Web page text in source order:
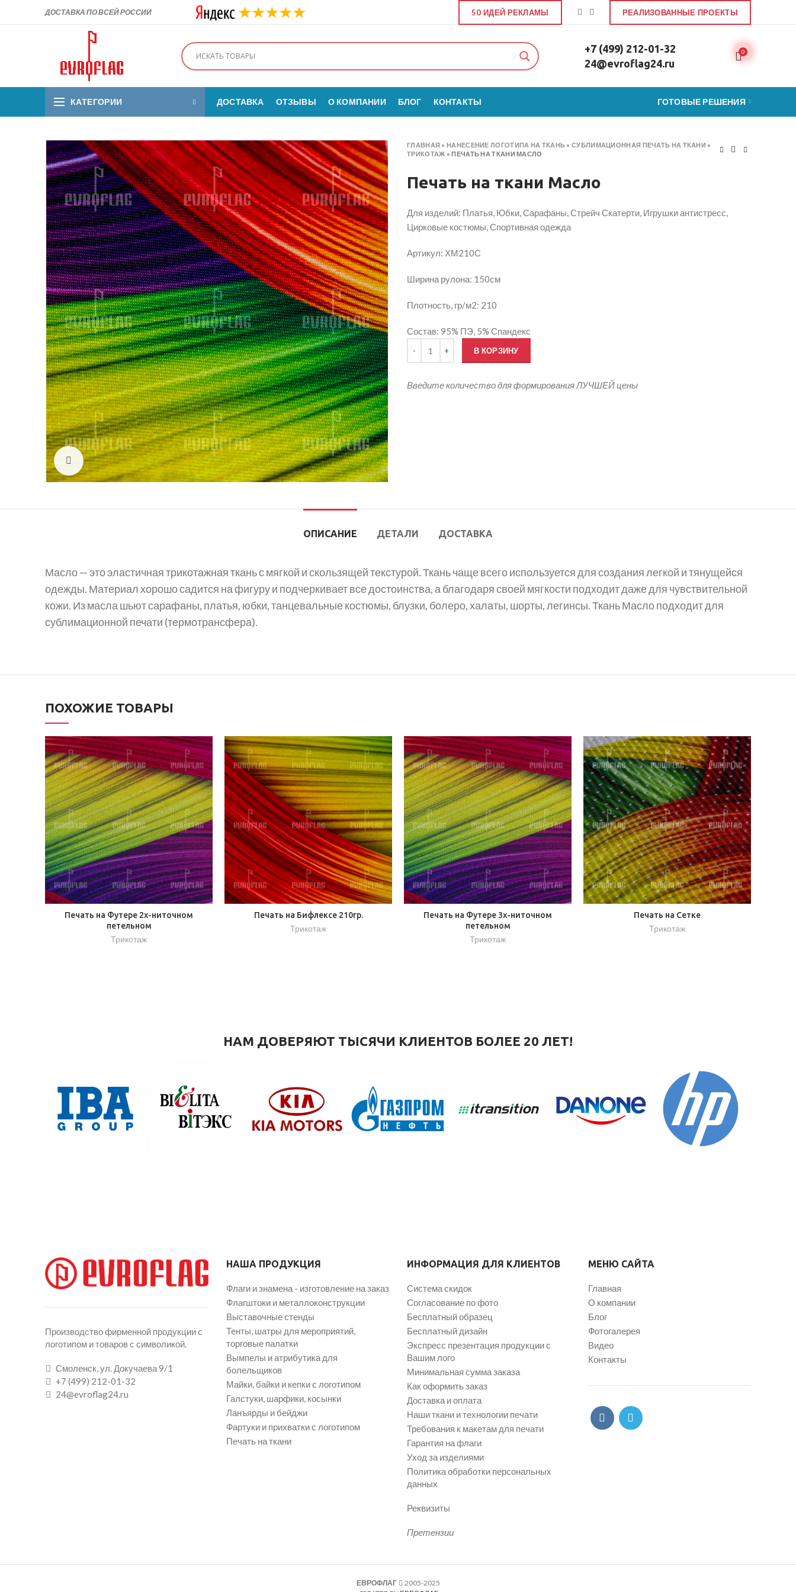
ДОСТАВКА ПО ВСЕЙ РОССИИ 50 ИДЕЙ РЕКЛАМЫ РЕАЛИЗОВАННЫЕ ПРОЕКТЫ
+7 (499) 212-01-32
24@evroflag24.ru
0
КАТЕГОРИИ ДОСТАВКА ОТЗЫВЫ О КОМПАНИИ БЛОГ КОНТАКТЫ ГОТОВЫЕ РЕШЕНИЯ
Click to enlarge
ГЛАВНАЯ »НАНЕСЕНИЕ ЛОГОТИПА НА ТКАНЬ »СУБЛИМАЦИОННАЯ ПЕЧАТЬ НА ТКАНИ »
ТРИКОТАЖ »ПЕЧАТЬ НА ТКАНИ МАСЛО
Печать на ткани Масло
Для изделий: Платья, Юбки, Сарафаны, Стрейч Скатерти, Игрушки антистресс,
Цирковые костюмы, Спортивная одежда
Артикул: ХМ210С
Ширина рулона: 150см
Плотность, гр/м2: 210
Состав: 95% ПЭ, 5% Спандекс
В КОРЗИНУ
Введите количество для формирования ЛУЧШЕЙ цены
ОПИСАНИЕ ДЕТАЛИ ДОСТАВКА
Масло — это эластичная трикотажная ткань с мягкой и скользящей текстурой. Ткань чаще всего используется для создания легкой и тянущейся
одежды. Материал хорошо садится на фигуру и подчеркивает все достоинства, а благодаря своей мягкости подходит даже для чувствительной
кожи. Из масла шьют сарафаны, платья, юбки, танцевальные костюмы, блузки, болеро, халаты, шорты, легинсы. Ткань Масло подходит для
сублимационной печати (термотрансфера).
ПОХОЖИЕ ТОВАРЫ
Печать на Футере 2х-ниточном
петельном
Трикотаж
Печать на Бифлексе 210гр.
Трикотаж
Печать на Футере 3х-ниточном
петельном
Трикотаж
Печать на Сетке
Трикотаж
НАМ ДОВЕРЯЮТ ТЫСЯЧИ КЛИЕНТОВ БОЛЕЕ 20 ЛЕТ!
Производство фирменной продукции с
логотипом и товаров с символикой.
Смоленск, ул. Докучаева 9/1
+7 (499) 212-01-32
24@evroflag24.ru
НАША ПРОДУКЦИЯ
Флаги и знамена - изготовление на заказ
Флагштоки и металлоконструкции
Выставочные стенды
Тенты, шатры для мероприятий,
торговые палатки
Вымпелы и атрибутика для
болельщиков
Майки, байки и кепки с логотипом
Галстуки, шарфики, косынки
Ланъярды и бейджи
Фартуки и прихватки с логотипом
Печать на ткани
ИНФОРМАЦИЯ ДЛЯ КЛИЕНТОВ
Система скидок
Согласование по фото
Бесплатный образец
Бесплатный дизайн
Экспресс презентация продукции с
Вашим лого
Минимальная сумма заказа
Как оформить заказ
Доставка и оплата
Наши ткани и технологии печати
Требования к макетам для печати
Гарантия на флаги
Уход за изделиями
Политика обработки персональных
данных
Реквизиты
Претензии
МЕНЮ САЙТА
Главная
О компании
Блог
Фотогалерея
Видео
Контакты
ЕВРОФЛАГ
2005-2025